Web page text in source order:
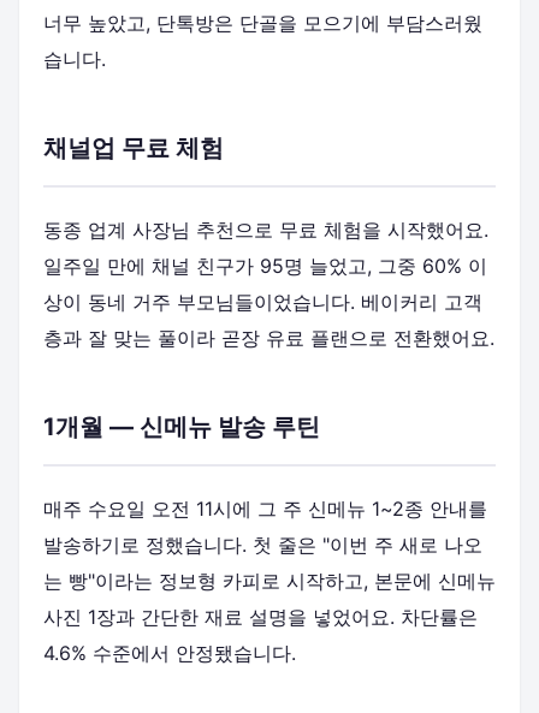
너무 높았고, 단톡방은 단골을 모으기에 부담스러웠
습니다.
채널업 무료 체험
동종 업계 사장님 추천으로 무료 체험을 시작했어요.
일주일 만에 채널 친구가 95명 늘었고, 그중 60% 이
상이 동네 거주 부모님들이었습니다. 베이커리 고객
층과 잘 맞는 풀이라 곧장 유료 플랜으로 전환했어요.
1개월 — 신메뉴 발송 루틴
매주 수요일 오전 11시에 그 주 신메뉴 1~2종 안내를
발송하기로 정했습니다. 첫 줄은 "이번 주 새로 나오
는 빵"이라는 정보형 카피로 시작하고, 본문에 신메뉴
사진 1장과 간단한 재료 설명을 넣었어요. 차단률은
4.6% 수준에서 안정됐습니다.